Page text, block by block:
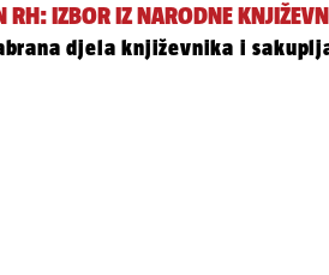
RH: IZBOR IZ NARODNE
djela književnika i